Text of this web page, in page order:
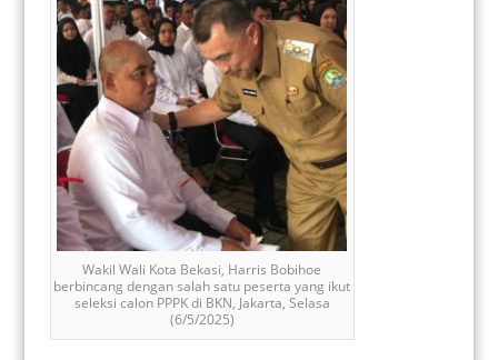
Wakil Wali Kota Bekasi, Harris Bobihoe
berbincang dengan salah satu peserta yang ikut
seleksi calon PPPK di BKN, Jakarta, Selasa
(6/5/2025)